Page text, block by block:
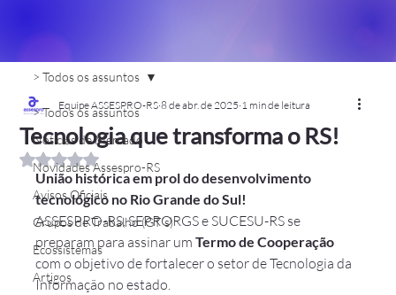
> Todos os assuntos
Notícias de Mercado
Novidades Assespro-RS
Avisos Oficiais
Grupos de Trabalho (GT´s)
Ecossistemas
Artigos
> Todos os assuntos
Tecnologia que transforma o RS!
Equipe ASSESPRO-RS 8 de abr. de 2025 1 min de leitura
Avaliado com NaN de 5 estrelas.
União histórica em prol do desenvolvimento
tecnológico no Rio Grande do Sul!
ASSESPRO-RS, SEPRORGS e SUCESU-RS se
preparam para assinar um Termo de Cooperação
com o objetivo de fortalecer o setor de Tecnologia da
Informação no estado.